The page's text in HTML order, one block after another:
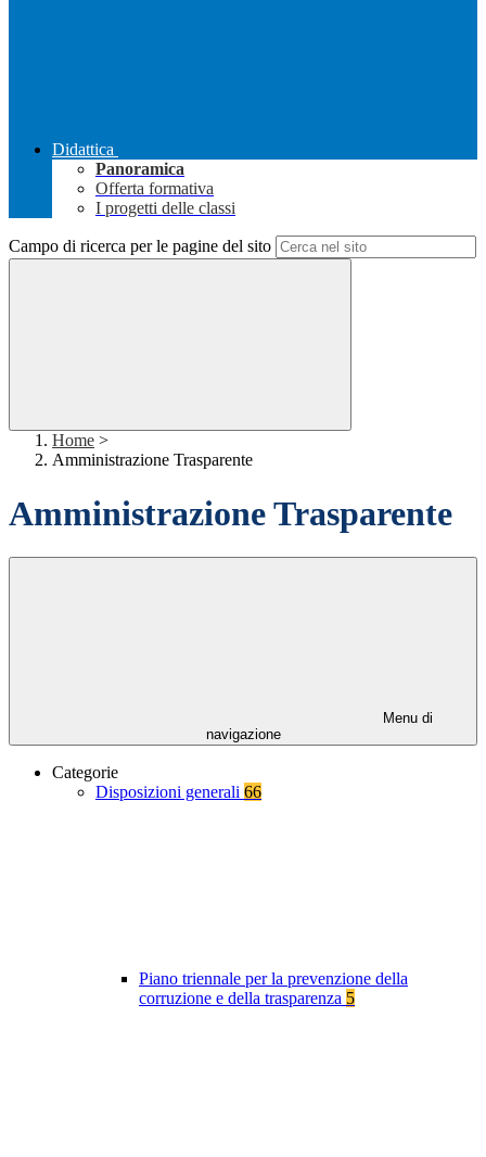
Didattica
Panoramica
Offerta formativa
I progetti delle classi
Campo di ricerca per le pagine del sito
Home >
Amministrazione Trasparente
Amministrazione Trasparente
Menu di
navigazione
Categorie
Disposizioni generali 66
Piano triennale per la prevenzione della
corruzione e della trasparenza 5